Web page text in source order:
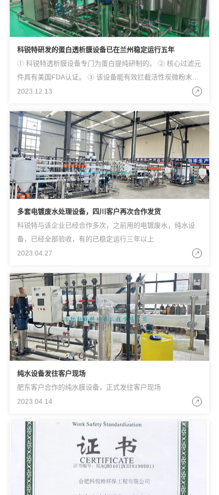
科锐特研发的蛋白透析膜设备已在兰州稳定运行五年
① 科锐特透析膜设备专门为蛋白提纯研制的。 ② 核心过滤元
件具有美国FDA认证。 ③ 该设备能有效拦截活性炭微粉末，
提高产品白度。 ④ 该设备能有效拦截胶体物，提高产品的溶
分子明胶，使产品的分子段范围变窄，提高产品的功能。 ⑥
该设备能有效提高产品的透明度。 ⑦ 该设备具有80℃杀菌，
并能有效拦截细菌、大肠杆菌等，提高产品的微生物指标。
2023.12.13
多套电镀废水处理设备，四川客户再次合作发货
科锐特与该企业已经合作多次，之前用的电镀废水，纯水设
备，已经全部验收，有的已稳定运行三年以上
2023.04.27
纯水设备发往客户现场
肥东客户合作的纯水膜设备，正式发往客户现场
2023.04.14